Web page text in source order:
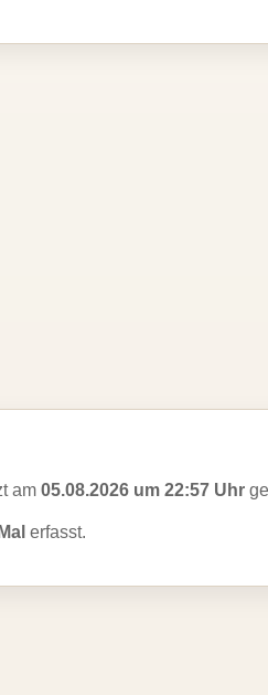
am 05.08.2026 um 22:57 Uhr
erfasst.